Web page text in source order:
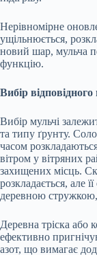
Нерівномірне
ущільнюється,
новий шар, мульча
функцію.
Вибір відповідного
Вибір мульчі
та типу ґрунту.
часом
вітром у вітряних
захищених місць.
розкладається, але
деревною
Деревна тріска
ефективно
азот, що вимагає